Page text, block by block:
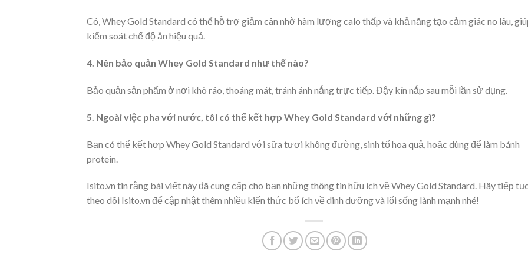
Có, Whey Gold Standard có thể hỗ trợ giảm cân nhờ hàm lượng calo thấp và khả năng tạo cảm giác no lâu,
kiểm soát chế độ ăn hiệu quả.
4. Nên bảo quản Whey Gold Standard như thế nào?
Bảo quản sản phẩm ở nơi khô ráo, thoáng mát, tránh ánh nắng trực tiếp. Đậy kín nắp sau mỗi lần sử dụng.
5. Ngoài việc pha với nước, tôi có thể kết hợp Whey Gold Standard với những gì?
Bạn có thể kết hợp Whey Gold Standard với sữa tươi không đường, sinh tố hoa quả, hoặc dùng để làm bánh
protein.
Isito.vn tin rằng bài viết này đã cung cấp cho bạn những thông tin hữu ích về Whey Gold Standard. Hãy tiếp
theo dõi Isito.vn để cập nhật thêm nhiều kiến thức bổ ích về dinh dưỡng và lối sống lành mạnh nhé!